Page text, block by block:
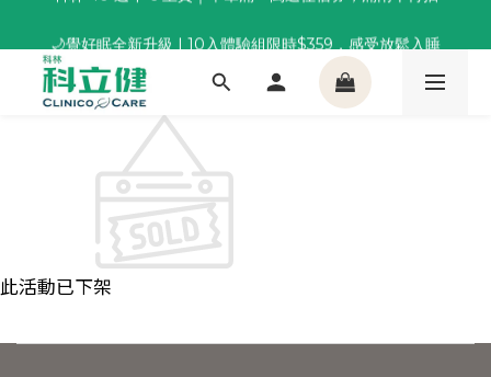
🌙覺好眠全新升級 | 10入體驗組限時$359，感受放鬆入睡
董事長推薦保養組合｜體驗價 $1,800 起，最高享 6 折
此活動已下架